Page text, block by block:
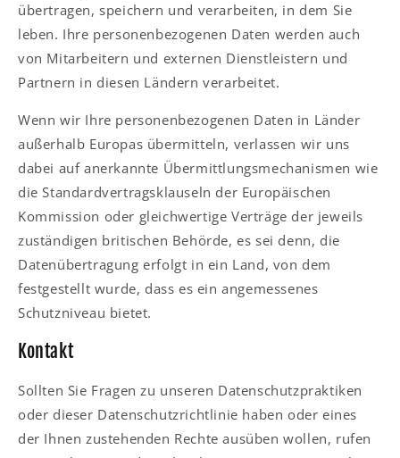
übertragen, speichern und verarbeiten, in dem Sie
leben. Ihre personenbezogenen Daten werden auch
von Mitarbeitern und externen Dienstleistern und
Partnern in diesen Ländern verarbeitet.
Wenn wir Ihre personenbezogenen Daten in Länder
außerhalb Europas übermitteln, verlassen wir uns
dabei auf anerkannte Übermittlungsmechanismen wie
die Standardvertragsklauseln der Europäischen
Kommission oder gleichwertige Verträge der jeweils
zuständigen britischen Behörde, es sei denn, die
Datenübertragung erfolgt in ein Land, von dem
festgestellt wurde, dass es ein angemessenes
Schutzniveau bietet.
Kontakt
Sollten Sie Fragen zu unseren Datenschutzpraktiken
oder dieser Datenschutzrichtlinie haben oder eines
der Ihnen zustehenden Rechte ausüben wollen, rufen